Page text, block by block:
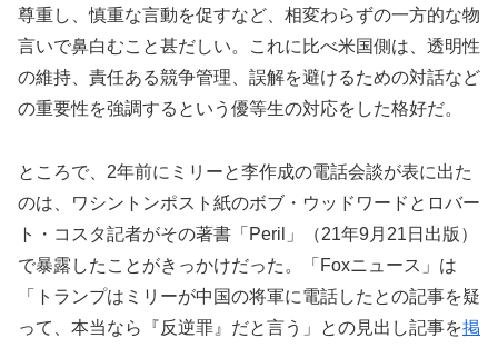
尊重し、慎重な言動を促すなど、相変わらずの一方的な物
言いで鼻白むこと甚だしい。これに比べ米国側は、透明性
の維持、責任ある競争管理、誤解を避けるための対話など
の重要性を強調するという優等生の対応をした格好だ。
ところで、2年前にミリーと李作成の電話会談が表に出た
のは、ワシントンポスト紙のボブ・ウッドワードとロバー
ト・コスタ記者がその著書「Peril」（21年9月21日出版）
で暴露したことがきっかけだった。「Foxニュース」は
「トランプはミリーが中国の将軍に電話したとの記事を疑
って、本当なら『反逆罪』だと言う」との見出し記事を掲